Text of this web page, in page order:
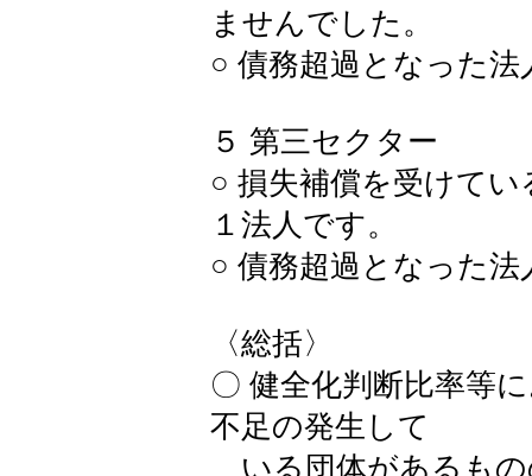
ませんでした。
○ 債務超過となった
５ 第三セクター
○ 損失補償を受けて
１法人です。
○ 債務超過となった
〈総括〉
〇 健全化判断比率等
不足の発生して
いる団体があるもの